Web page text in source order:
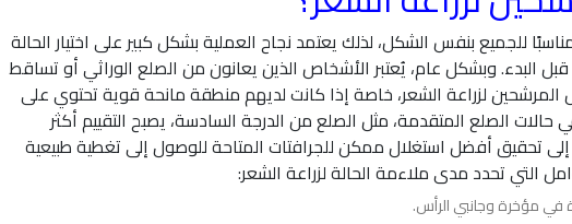
للجميع بنفس الشكل، لذلك يعتمد نجاح العملية بشكل كبير على اختيار الحالة
البدء. وبشكل عام، يُعتبر الأشخاص الذين يعانون من الصلع الوراثي أو تساقط
لزراعة الشعر، خاصة إذا كانت لديهم منطقة مانحة قوية تحتوي على
حالات الصلع المتقدمة، مثل الصلع من الدرجة السادسة، يصبح التقييم أكثر
إلى تحقيق أفضل استغلال ممكن للجرافتات المتاحة للوصول إلى تغطية طبيعية
التي تحدد مدى ملاءمة الحالة لزراعة الشعر:
مؤخرة وجانبي الرأس.